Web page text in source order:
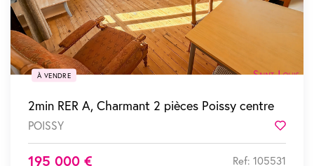
À VENDRE
2min RER A, Charmant 2 pièces Poissy centre
POISSY
195 000 € Ref: 105531